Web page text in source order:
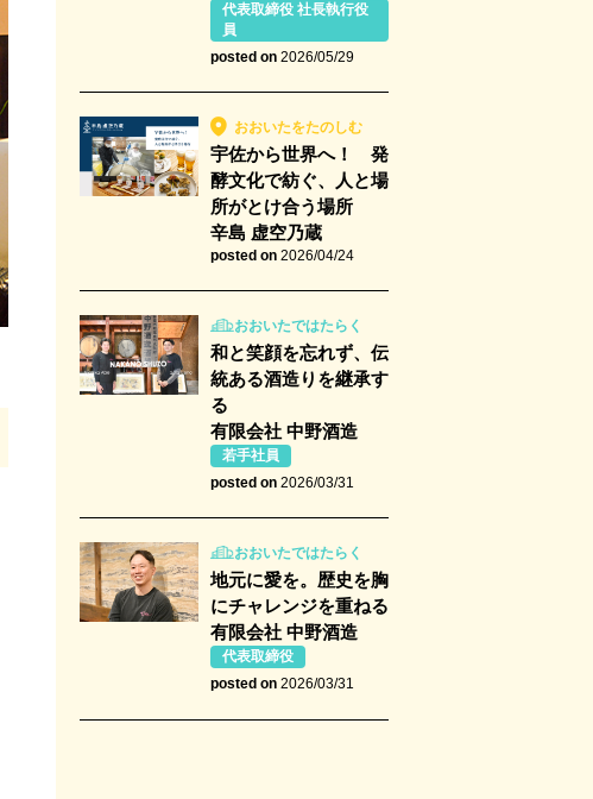
代表取締役 社長執行役
員
posted on 2026/05/29
おおいたをたのしむ
宇佐から世界へ！ 発
酵文化で紡ぐ、人と場
所がとけ合う場所
辛島 虚空乃蔵
posted on 2026/04/24
おおいたではたらく
和と笑顔を忘れず、伝
統ある酒造りを継承す
る
有限会社 中野酒造
若手社員
posted on 2026/03/31
おおいたではたらく
地元に愛を。歴史を胸
にチャレンジを重ねる
有限会社 中野酒造
代表取締役
posted on 2026/03/31